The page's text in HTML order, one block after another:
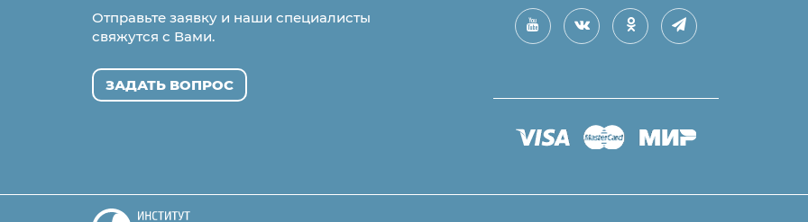
Отправьте заявку и наши специалисты
свяжутся с Вами.
ЗАДАТЬ ВОПРОС